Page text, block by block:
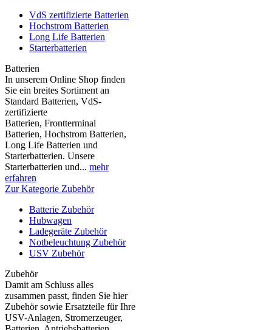
VdS zertifizierte Batterien
Hochstrom Batterien
Long Life Batterien
Starterbatterien
Batterien
In unserem Online Shop finden
Sie ein breites Sortiment an
Standard Batterien, VdS-
zertifizierte
Batterien, Frontterminal
Batterien, Hochstrom Batterien,
Long Life Batterien und
Starterbatterien. Unsere
Starterbatterien und... mehr
erfahren
Zur Kategorie Zubehör
Batterie Zubehör
Hubwagen
Ladegeräte Zubehör
Notbeleuchtung Zubehör
USV Zubehör
Zubehör
Damit am Schluss alles
zusammen passt, finden Sie hier
Zubehör sowie Ersatzteile für Ihre
USV-Anlagen, Stromerzeuger,